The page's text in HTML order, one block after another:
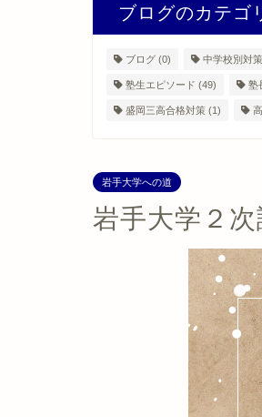
ブログのカテゴ
ブログ (0) 中学校別対策
塾生エピソード (49) 塾
盛岡三高合格対策 (1)
岩手大学への道
岩手大学２